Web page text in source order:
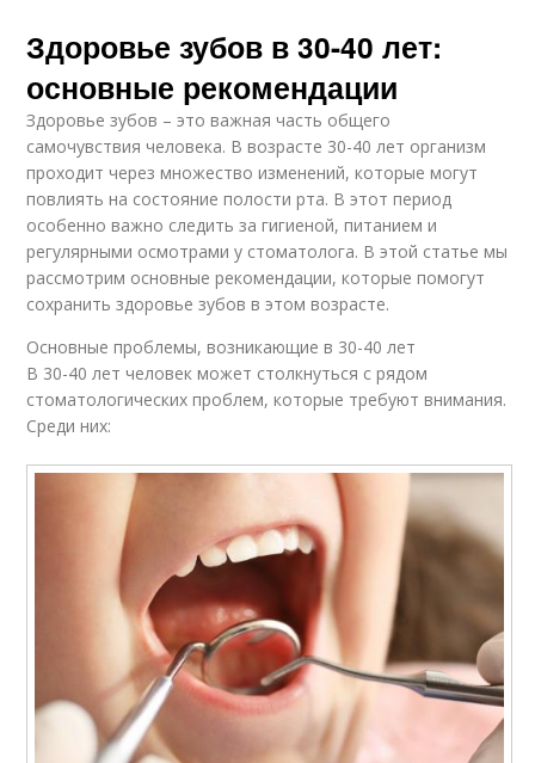
Здоровье зубов в 30-40 лет:
основные рекомендации
Здоровье зубов – это важная часть общего
самочувствия человека. В возрасте 30-40 лет организм
проходит через множество изменений, которые могут
повлиять на состояние полости рта. В этот период
особенно важно следить за гигиеной, питанием и
регулярными осмотрами у стоматолога. В этой статье мы
рассмотрим основные рекомендации, которые помогут
сохранить здоровье зубов в этом возрасте.
Основные проблемы, возникающие в 30-40 лет
В 30-40 лет человек может столкнуться с рядом
стоматологических проблем, которые требуют внимания.
Среди них: